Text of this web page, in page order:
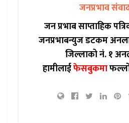
जनप्रभाव
जन प्रभाब साप्ताहिक
जनप्रभाबन्युज डटकम
जिल्लाको नं. १
हामीलाईफेसबुकमाफल्लो